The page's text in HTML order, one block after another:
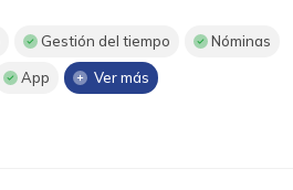
Gestión del tiempo Nóminas
App Ver más